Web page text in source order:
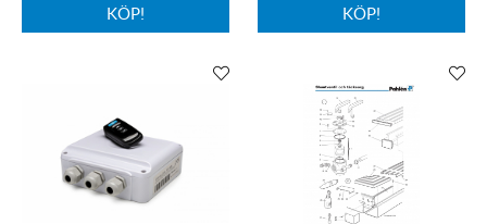
KÖP! KÖP!